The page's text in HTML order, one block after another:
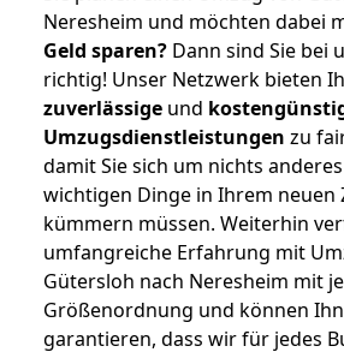
Neresheim und möchten dabei
Geld sparen? Dann sind Sie bei
richtig! Unser Netzwerk bieten
zuverlässige und
Umzugsdienstleistungen zu
damit Sie sich um nichts
wichtigen Dinge in Ihrem neuen
kümmern müssen. Weiterhin
umfangreiche Erfahrung mit
Gütersloh nach Neresheim mit
Größenordnung und können
garantieren, dass wir für jedes